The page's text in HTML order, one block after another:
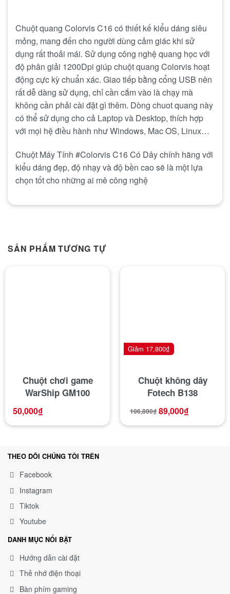
Chuột quang Colorvis C16 có thiết kế kiểu dáng siêu
mỏng, mang đến cho người dùng cảm giác khi sử
dụng rất thoải mái. Sử dụng công nghệ quang học với
độ phân giải 1200Dpi giúp chuột quang Colorvis hoạt
động cực kỳ chuẩn xác. Giao tiếp bằng cổng USB nên
rất dễ dàng sử dụng, chỉ cần cắm vào là chạy mà
không cần phải cài đặt gì thêm. Dòng chuot quang này
có thể sử dụng cho cả Laptop và Desktop, thích hợp
với mọi hệ điều hành như Windows, Mac OS, Linux…
Chuột Máy Tính #Colorvis C16 Có Dây chính hãng với
kiểu dáng đẹp, độ nhạy và độ bền cao sẽ là một lựa
chọn tốt cho những ai mê công nghệ
SẢN PHẨM TƯƠNG TỰ
Chuột chơi game
WarShip GM100
50,000₫
Chuột không dây
Fotech B138
106,800₫ 89,000₫
Giảm 17,800₫
THEO DÕI CHÚNG TÔI TRÊN
Facebook
Instagram
Tiktok
Youtube
DANH MỤC NỔI BẬT
Hướng dẫn cài đặt
Thẻ nhớ điện thoại
Bàn phím gaming